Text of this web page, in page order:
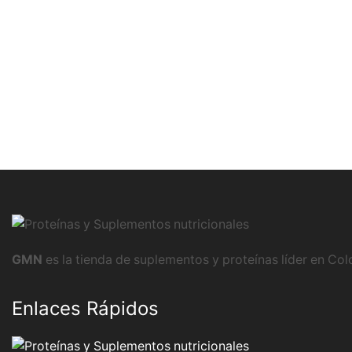
GMN es la tienda de suplementos y proteínas líder en
Enlaces Rápidos